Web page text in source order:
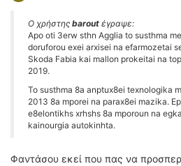
Ο χρήστης barout έγραψε:
Apo oti 3erw sthn Agglia to susthma
doruforou exei arxisei na efarmozetai
Skoda Fabia kai mallon prokeitai na
2019.
To susthma 8a anptux8ei texnologika
2013 8a mporei na parax8ei mazika.
e8elontikhs xrhshs 8a mporoun na
kainourgia autokinhta.
Φαντάσου εκεί που πας να